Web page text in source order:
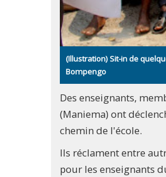
(Illustration) Sit-in de
Bompengo
Des enseignants,
(Maniema) ont
chemin de l'école.
Ils réclament entre
pour les enseignants